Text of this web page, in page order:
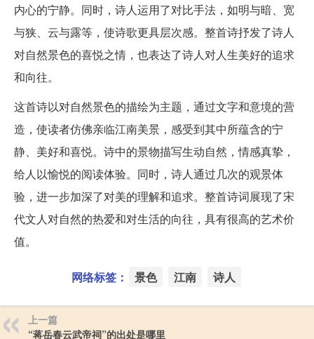
内心的宁静。同时，诗人运用了对比手法，如明与暗、宽
与狭、云与露等，使诗歌更具层次感。整首诗抒发了诗人
对自然景色的喜悦之情，也表达了诗人对人生美好的追求
和向往。
这首诗以对自然景色的描绘为主题，通过文字和意境的营
造，使读者仿佛亲临江南美景，感受到其中所蕴含的宁
静、美好和喜悦。诗中的景物描写生动自然，情感真挚，
给人以愉悦的阅读体验。同时，诗人通过几次的观景体
验，进一步加深了对美的理解和追求。整首诗词展现了宋
代文人对自然的热爱和对生活的向往，具有很高的艺术价
值。
网络标签： 景色 江南 诗人
上一篇
“蒋岳春云武帝祠”的出处是哪里